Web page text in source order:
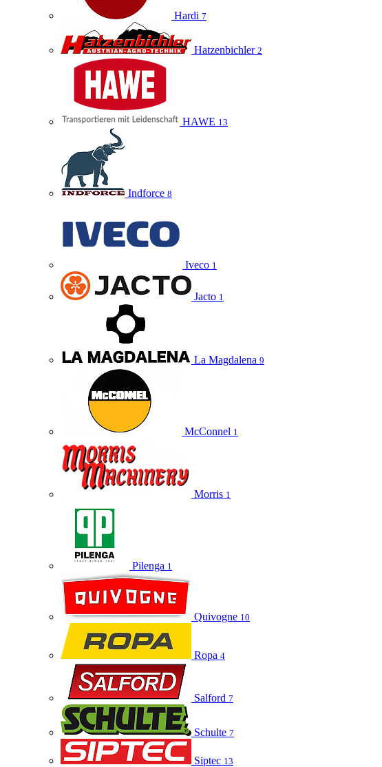
Hardi 7
Hatzenbichler 2
HAWE 13
Indforce 8
Iveco 1
Jacto 1
La Magdalena 9
McConnel 1
Morris 1
Pilenga 1
Quivogne 10
Ropa 4
Salford 7
Schulte 7
Siptec 13